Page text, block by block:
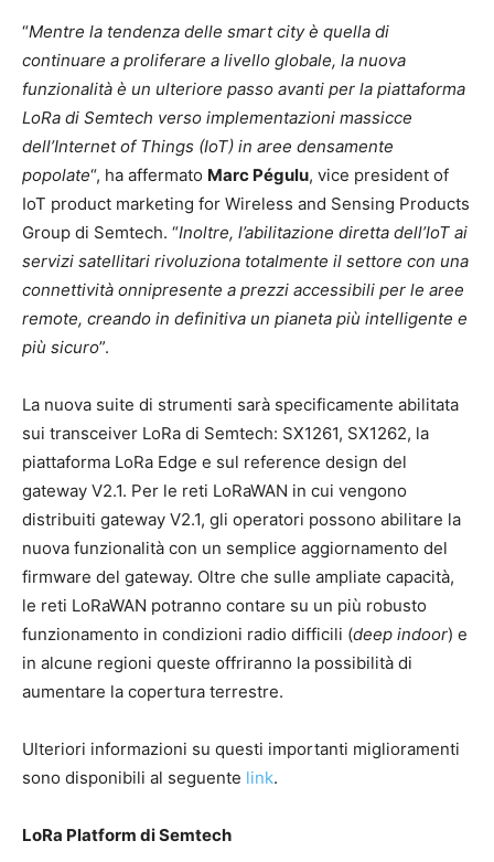
“Mentre la tendenza delle smart city è quella di
continuare a proliferare a livello globale, la nuova
funzionalità è un ulteriore passo avanti per la piattaforma
LoRa di Semtech verso implementazioni massicce
dell’Internet of Things (IoT) in aree densamente
popolate“, ha affermato Marc Pégulu, vice president of
IoT product marketing for Wireless and Sensing Products
Group di Semtech. “Inoltre, l’abilitazione diretta dell’IoT ai
servizi satellitari rivoluziona totalmente il settore con una
connettività onnipresente a prezzi accessibili per le aree
remote, creando in definitiva un pianeta più intelligente e
più sicuro”.
La nuova suite di strumenti sarà specificamente abilitata
sui transceiver LoRa di Semtech: SX1261, SX1262, la
piattaforma LoRa Edge e sul reference design del
gateway V2.1. Per le reti LoRaWAN in cui vengono
distribuiti gateway V2.1, gli operatori possono abilitare la
nuova funzionalità con un semplice aggiornamento del
firmware del gateway. Oltre che sulle ampliate capacità,
le reti LoRaWAN potranno contare su un più robusto
funzionamento in condizioni radio difficili (deep indoor) e
in alcune regioni queste offriranno la possibilità di
aumentare la copertura terrestre.
Ulteriori informazioni su questi importanti miglioramenti
sono disponibili al seguente link.
LoRa Platform di Semtech